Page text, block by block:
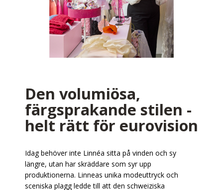
Den volumiösa,
färgsprakande stilen -
helt rätt för eurovision
Idag behöver inte Linnéa sitta på vinden och sy
längre, utan har skräddare som syr upp
produktionerna. Linneas unika modeuttryck och
sceniska plagg ledde till att den schweiziska